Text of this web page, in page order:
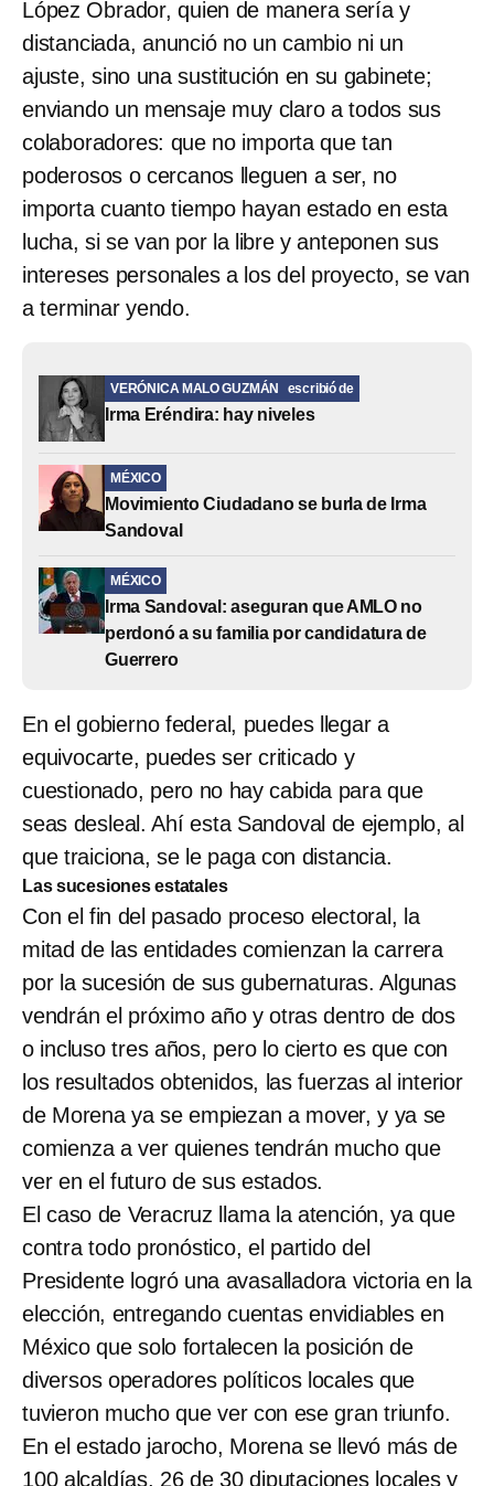
López Obrador, quien de manera sería y
distanciada, anunció no un cambio ni un
ajuste, sino una sustitución en su gabinete;
enviando un mensaje muy claro a todos sus
colaboradores: que no importa que tan
poderosos o cercanos lleguen a ser, no
importa cuanto tiempo hayan estado en esta
lucha, si se van por la libre y anteponen sus
intereses personales a los del proyecto, se van
a terminar yendo.
VERÓNICA MALO GUZMÁN escribió de
Irma Eréndira: hay niveles
MÉXICO
Movimiento Ciudadano se burla de Irma
Sandoval
MÉXICO
Irma Sandoval: aseguran que AMLO no
perdonó a su familia por candidatura de
Guerrero
En el gobierno federal, puedes llegar a
equivocarte, puedes ser criticado y
cuestionado, pero no hay cabida para que
seas desleal. Ahí esta Sandoval de ejemplo, al
que traiciona, se le paga con distancia.
Las sucesiones estatales
Con el fin del pasado proceso electoral, la
mitad de las entidades comienzan la carrera
por la sucesión de sus gubernaturas. Algunas
vendrán el próximo año y otras dentro de dos
o incluso tres años, pero lo cierto es que con
los resultados obtenidos, las fuerzas al interior
de Morena ya se empiezan a mover, y ya se
comienza a ver quienes tendrán mucho que
ver en el futuro de sus estados.
El caso de Veracruz llama la atención, ya que
contra todo pronóstico, el partido del
Presidente logró una avasalladora victoria en la
elección, entregando cuentas envidiables en
México que solo fortalecen la posición de
diversos operadores políticos locales que
tuvieron mucho que ver con ese gran triunfo.
En el estado jarocho, Morena se llevó más de
100 alcaldías, 26 de 30 diputaciones locales y